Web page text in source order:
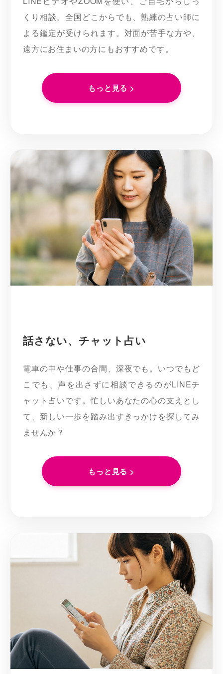
くり相談。全国どこからでも、熟練の占い師に
よる鑑定が受けられます。対面が苦手な方や、
遠方にお住まいの方にもおすすめです。
もっと見る >
話さない、チャット占い
電車の中や仕事の合間、深夜でも。いつでもど
こでも、声を出さずに相談できるのがLINEチ
ャット占いです。忙しいあなたの心の支えとし
て、新しい一歩を踏み出すきっかけを探してみ
ませんか？
もっと見る >